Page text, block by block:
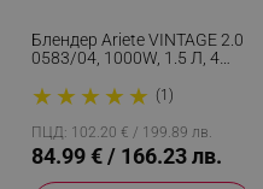
Блендер Ariete VINTAGE 2.0
0583/04, 1000W, 1.5 Л, 4
Скорости+импулси,
Трошене На Лед, Зелен
★ ★ ★ ★ ★ (1)
ПЦД: 102.20 € / 199.89 лв.
84.99 € / 166.23 лв.